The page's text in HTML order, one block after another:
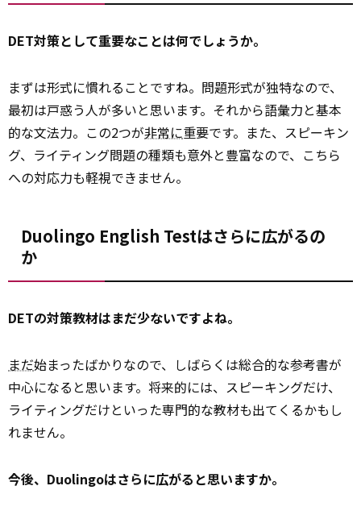
DET対策として重要なことは何でしょうか。
まずは形式に慣れることですね。問題形式が独特なので、
最初は戸惑う人が多いと思います。それから語彙力と基本
的な文法力。この2つが非常に重要です。また、スピーキン
グ、ライティング問題の種類も意外と豊富なので、こちら
への対応力も軽視できません。
Duolingo English Testはさらに広がるの
か
DETの対策教材はまだ少ないですよね。
まだ始まったばかりなので、しばらくは総合的な参考書が
中心になると思います。将来的には、スピーキングだけ、
ライティングだけといった専門的な教材も出てくるかもし
れません。
今後、Duolingoはさらに広がると思いますか。